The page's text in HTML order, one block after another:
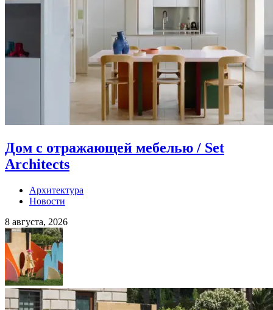
Дом с отражающей мебелью / Set
Architects
Архитектура
Новости
8 августа, 2026